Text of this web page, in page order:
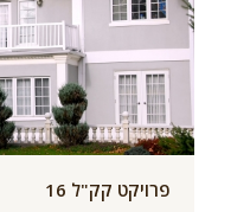
פרויקט קק"ל 16